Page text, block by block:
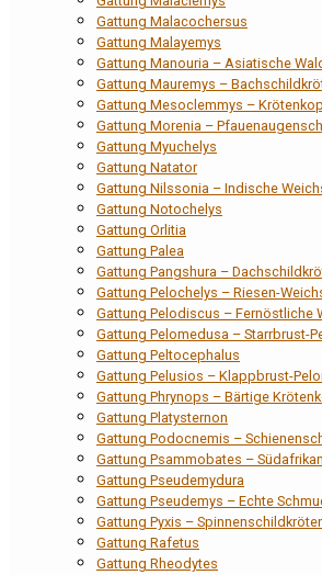
Gattung Malacochersus
Gattung Malayemys
Gattung Manouria – Asiatische
Gattung Mauremys –
Gattung Mesoclemmys –
Gattung Morenia –
Gattung Myuchelys
Gattung Natator
Gattung Nilssonia – Indische
Gattung Notochelys
Gattung Orlitia
Gattung Palea
Gattung Pangshura –
Gattung Pelochelys – Riesen-
Gattung Pelodiscus – Fernöstliche
Gattung Pelomedusa – Starrbrust-
Gattung Peltocephalus
Gattung Pelusios – Klappbrust-
Gattung Phrynops – Bärtige
Gattung Platysternon
Gattung Podocnemis –
Gattung Psammobates –
Gattung Pseudemydura
Gattung Pseudemys – Echte
Gattung Pyxis –
Gattung Rafetus
Gattung Rheodytes